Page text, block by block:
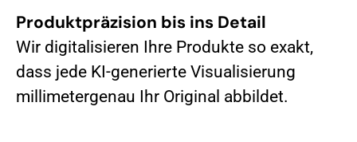
Produktpräzision bis ins Detail
Wir digitalisieren Ihre Produkte so exakt,
dass jede KI-generierte Visualisierung
millimetergenau Ihr Original abbildet.